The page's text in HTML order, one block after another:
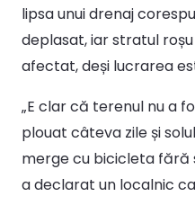
lipsa unui drenaj
deplasat, iar stratul
afectat, deși lucrarea
„E clar că terenul nu a
plouat câteva zile și
merge cu bicicleta fără
a declarat un localnic